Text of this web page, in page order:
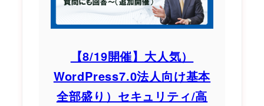
【8/19開催】大人気）
WordPress7.0法人向け基本
全部盛り）セキュリティ/高